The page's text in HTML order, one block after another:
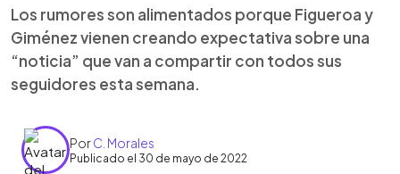
Los rumores son alimentados porque Figueroa y
Giménez vienen creando expectativa sobre una
“noticia” que van a compartir con todos sus
seguidores esta semana.
PorC. Morales
Publicado el 30 de mayo de 2022